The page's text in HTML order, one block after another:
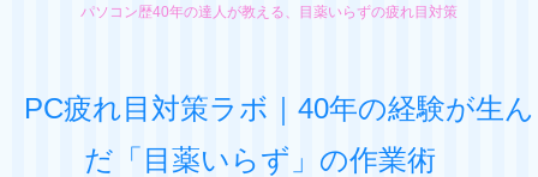
パソコン歴40年の達人が教える、目薬いらずの疲れ目対策
PC疲れ目対策ラボ｜40年の経験が生ん
だ「目薬いらず」の作業術